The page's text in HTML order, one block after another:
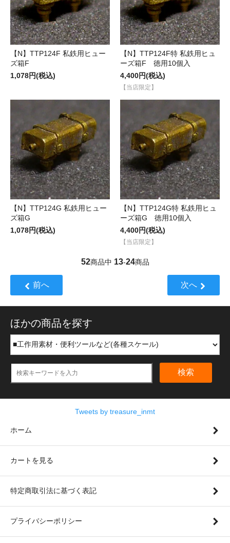
【N】TTP124F 私鉄用ヒュー
ズ箱F
1,078円(税込)
【N】TTP124F特 私鉄用ヒュ
ーズ箱F 徳用10個入
4,400円(税込)
【当店限定】
【N】TTP124G 私鉄用ヒュー
ズ箱G
1,078円(税込)
【N】TTP124G特 私鉄用ヒュ
ーズ箱G 徳用10個入
4,400円(税込)
【当店限定】
52商品中 13-24商品
前へ 次へ
ほかの商品を探す
検索
Tweets by treasure_inmt
ホーム
カートを見る
特定商取引法に基づく表記
プライバシーポリシー